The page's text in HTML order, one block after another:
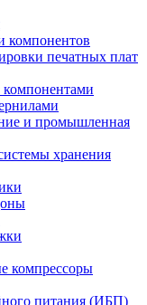
компонентов
печатных плат
и промышленная
хранения
компрессоры
питания (ИБП)